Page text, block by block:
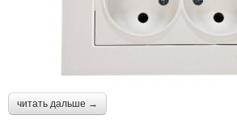
читать дальше →